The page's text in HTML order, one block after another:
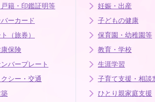
籍・印鑑証明等
ーカード
（旅券）
保険
バープレート
シー・交通
妊娠・出産
子どもの健康
保育園・幼稚園等
教育・学校
生涯学習
子育て支援・相談
ひとり親家庭支援